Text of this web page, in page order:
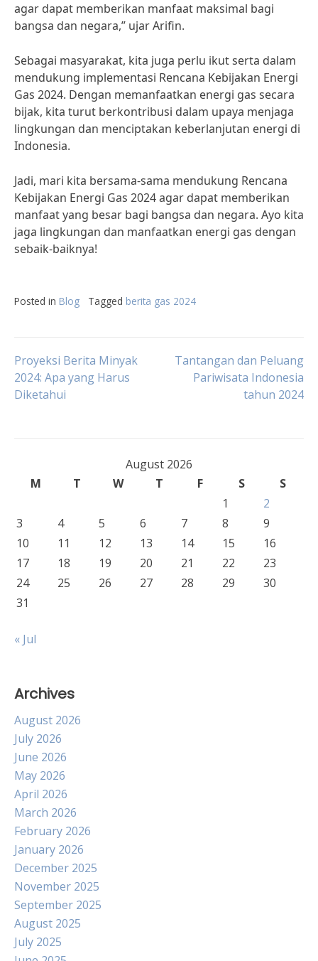
agar dapat memberikan manfaat maksimal bagi
bangsa dan negara,” ujar Arifin.
Sebagai masyarakat, kita juga perlu ikut serta dalam
mendukung implementasi Rencana Kebijakan Energi
Gas 2024. Dengan memanfaatkan energi gas secara
bijak, kita turut berkontribusi dalam upaya menjaga
lingkungan dan menciptakan keberlanjutan energi di
Indonesia.
Jadi, mari kita bersama-sama mendukung Rencana
Kebijakan Energi Gas 2024 agar dapat memberikan
manfaat yang besar bagi bangsa dan negara. Ayo kita
jaga lingkungan dan manfaatkan energi gas dengan
sebaik-baiknya!
Posted in Blog Tagged berita gas 2024
Post
navigation
Proyeksi Berita Minyak
2024: Apa yang Harus
Diketahui
Tantangan dan Peluang
Pariwisata Indonesia
tahun 2024
August 2026
M
T W T F S
S
1
2
3
4 5 6 7 8
9
10
11 12 13 14 15
16
17
18 19 20 21 22
23
24
25 26 27 28 29
30
31
« Jul
Archives
August 2026
July 2026
June 2026
May 2026
April 2026
March 2026
February 2026
January 2026
December 2025
November 2025
September 2025
August 2025
July 2025